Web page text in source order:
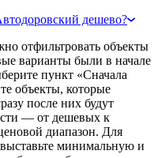
дешево?
отфильтровать объекты
варианты были в начале
пункт «Сначала
объекты, которые
после них будут
— от дешевых к
диапазон. Для
минимальную и